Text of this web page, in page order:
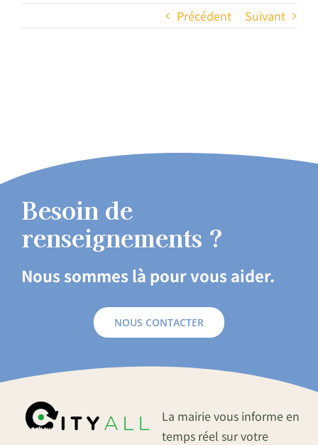
Précédent Suivant
Besoin de
renseignements ?
Nous sommes là pour vous aider.
NOUS CONTACTER
La mairie vous informe en
temps réel sur votre